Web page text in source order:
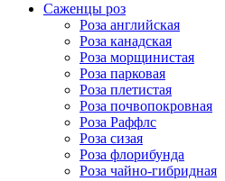
Саженцы роз
Роза английская
Роза канадская
Роза морщинистая
Роза парковая
Роза плетистая
Роза почвопокровная
Роза Раффлс
Роза сизая
Роза флорибунда
Роза чайно-гибридная